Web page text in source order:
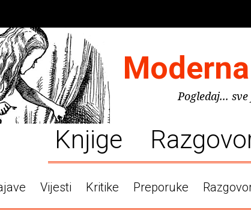
Pogledaj...
Knjige
Vijesti Kritike Preporuke